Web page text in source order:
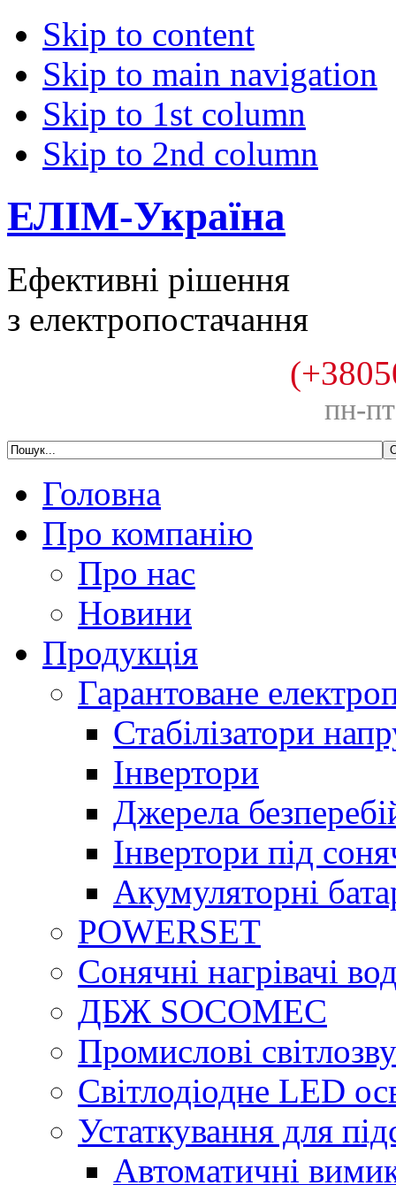
Skip to content
Skip to main navigation
Skip to 1st column
Skip to 2nd column
ЕЛІМ-Україна
Ефективні рішення
з електропостачання
пн-
Головна
Про компанію
Про нас
Новини
Продукція
Гарантоване
Стабілізатори
Інвертори
Джерела
Інвертори під
Акумуляторні
POWERSET
Сонячні нагрівачі
ДБЖ SOCOMEC
Промислові
Світлодіодне LED
Устаткування для
Автоматичні